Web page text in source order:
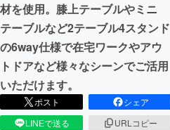
材を使用。膝上テーブルやミニ
テーブルなど2テーブル4スタンド
の6way仕様で在宅ワークやアウ
トドアなど様々なシーンでご活用
いただけます。
ポスト
シェア
LINEで送る
URLコピー